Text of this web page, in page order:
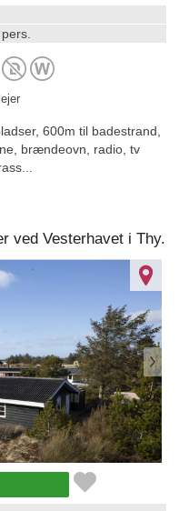
600m til badestrand,
brændeovn, radio, tv
ved Vesterhavet i Thy.